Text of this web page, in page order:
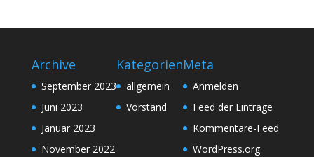
Archive
September 2023
Juni 2023
Januar 2023
November 2022
Kategorien
allgemein
Vorstand
Meta
Anmelden
Feed der Einträge
Kommentare-Feed
WordPress.org